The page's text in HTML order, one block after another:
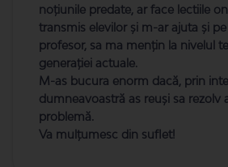
noțiunile predate, ar face lectiile
transmis elevilor și m-ar ajuta și
profesor, sa ma mențin la nivelul
generației actuale.
M-as bucura enorm dacă, prin
dumneavoastră as reuși sa rezolv
problemă.
Va mulțumesc din suflet!